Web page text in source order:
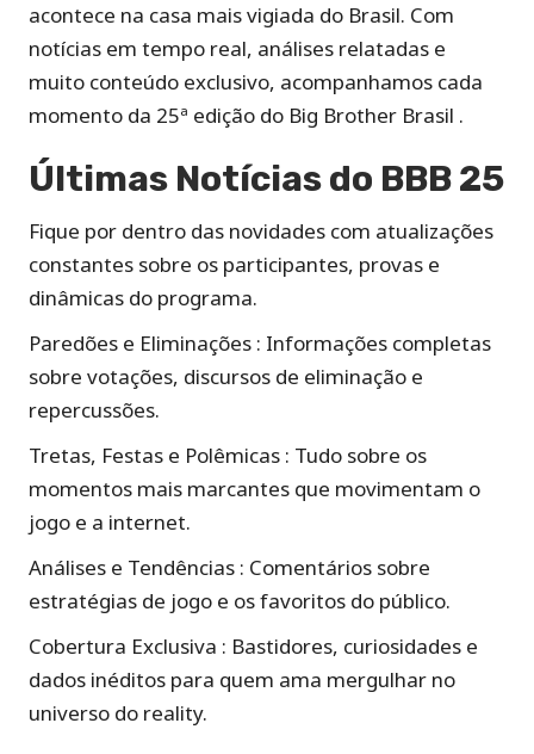
acontece na casa mais vigiada do Brasil. Com
notícias em tempo real, análises relatadas e
muito conteúdo exclusivo, acompanhamos cada
momento da 25ª edição do Big Brother Brasil .
Últimas Notícias do BBB 25
Fique por dentro das novidades com atualizações
constantes sobre os participantes, provas e
dinâmicas do programa.
Paredões e Eliminações : Informações completas
sobre votações, discursos de eliminação e
repercussões.
Tretas, Festas e Polêmicas : Tudo sobre os
momentos mais marcantes que movimentam o
jogo e a internet.
Análises e Tendências : Comentários sobre
estratégias de jogo e os favoritos do público.
Cobertura Exclusiva : Bastidores, curiosidades e
dados inéditos para quem ama mergulhar no
universo do reality.